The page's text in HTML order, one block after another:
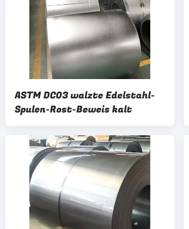
ASTM DC03 walzte Edelstahl-
Spulen-Rost-Beweis kalt